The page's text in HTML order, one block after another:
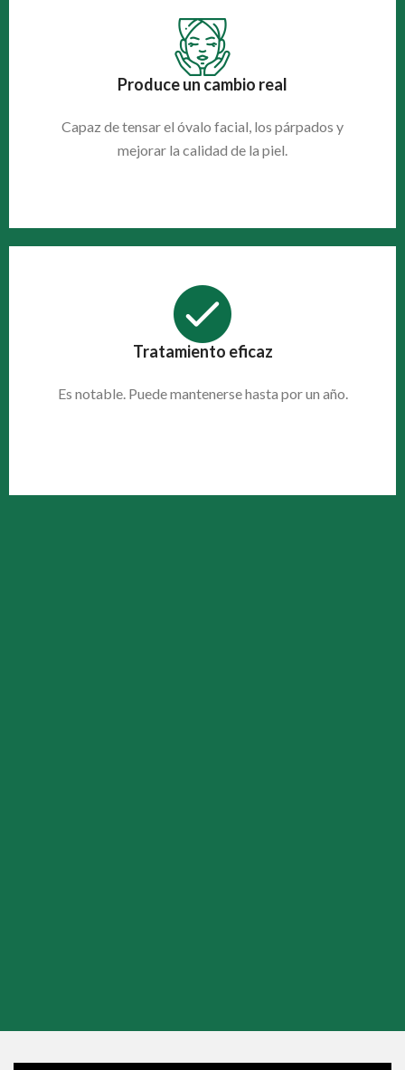
Produce un cambio real
Capaz de tensar el óvalo facial, los párpados y
mejorar la calidad de la piel.
Tratamiento eficaz
Es notable. Puede mantenerse hasta por un año.